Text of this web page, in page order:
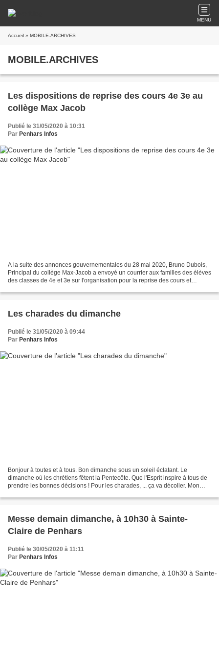
MENU
Accueil » MOBILE.ARCHIVES
MOBILE.ARCHIVES
Les dispositions de reprise des cours 4e 3e au
collège Max Jacob
Publié le 31/05/2020 à 10:31
Par Penhars Infos
A la suite des annonces gouvernementales du 28 mai 2020, Bruno Dubois,
Principal du collège Max-Jacob a envoyé un courrier aux familles des élèves
des classes de 4e et 3e sur l'organisation pour la reprise des cours et
Les charades du dimanche
Publié le 31/05/2020 à 09:44
Par Penhars Infos
Bonjour à toutes et à tous. Bon dimanche sous un soleil éclatant. Le
dimanche où les chrétiens fêtent la Pentecôte. Que l'Esprit inspire à tous de
prendre les bonnes décisions ! Pour les charades, ... ça va décoller. Mon
Messe demain dimanche, à 10h30 à Sainte-
Claire de Penhars
Publié le 30/05/2020 à 11:11
Par Penhars Infos